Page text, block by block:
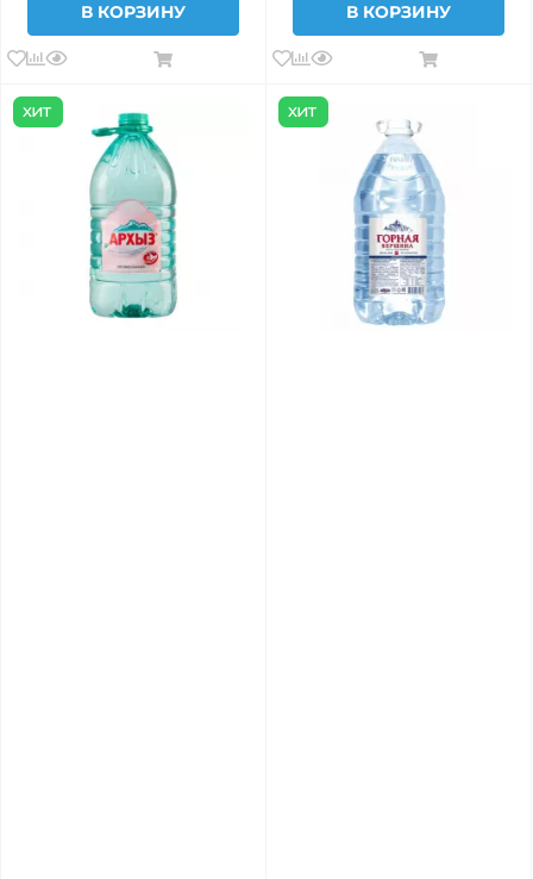
В КОРЗИНУ В КОРЗИНУ